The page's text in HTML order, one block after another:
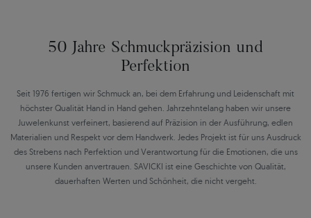
50 Jahre Schmuckpräzision und
Perfektion
Seit 1976 fertigen wir Schmuck an, bei dem Erfahrung und Leidenschaft mit
höchster Qualität Hand in Hand gehen. Jahrzehntelang haben wir unsere
Juwelenkunst verfeinert, basierend auf Präzision in der Ausführung, edlen
Materialien und Respekt vor dem Handwerk. Jedes Projekt ist für uns Ausdruck
des Strebens nach Perfektion und Verantwortung für die Emotionen, die uns
unsere Kunden anvertrauen. SAVICKI ist eine Geschichte von Qualität,
dauerhaften Werten und Schönheit, die nicht vergeht.